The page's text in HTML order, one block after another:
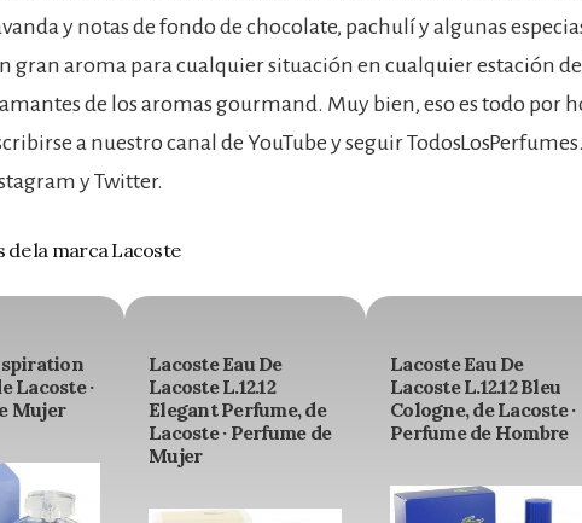
y notas de fondo de chocolate, pachulí y algunas
gran aroma para cualquier situación en cualquier estación
de los aromas gourmand. Muy bien, eso es todo por
a nuestro canal de YouTube y seguir
y Twitter.
de la marca Lacoste
Lacoste ·
Mujer
Lacoste Eau De
Lacoste L.12.12
Elegant Perfume, de
Lacoste · Perfume de
Mujer
Lacoste Eau De
Lacoste L.12.12 Bleu
Cologne, de Lacoste ·
Perfume de Hombre